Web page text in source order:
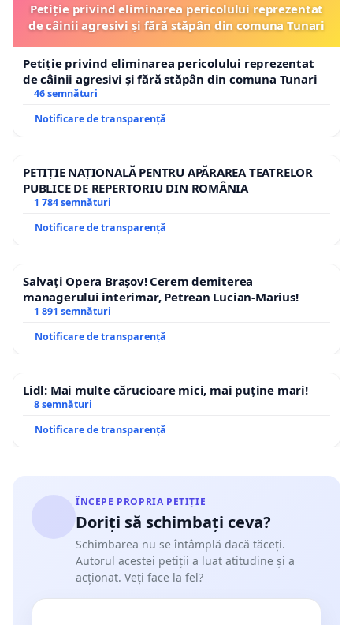
Petiție privind eliminarea pericolului reprezentat
de câinii agresivi și fără stăpân din comuna Tunari
Petiție privind eliminarea pericolului reprezentat
de câinii agresivi și fără stăpân din comuna Tunari
46 semnături
Notificare de transparență
PETIȚIE NAȚIONALĂ PENTRU APĂRAREA TEATRELOR
PUBLICE DE REPERTORIU DIN ROMÂNIA
1 784 semnături
Notificare de transparență
Salvați Opera Brașov! Cerem demiterea
managerului interimar, Petrean Lucian-Marius!
1 891 semnături
Notificare de transparență
Lidl: Mai multe cărucioare mici, mai puține mari!
8 semnături
Notificare de transparență
ÎNCEPE PROPRIA PETIȚIE
Doriți să schimbați ceva?
Schimbarea nu se întâmplă dacă tăceți.
Autorul acestei petiții a luat atitudine și a
acționat. Veți face la fel?